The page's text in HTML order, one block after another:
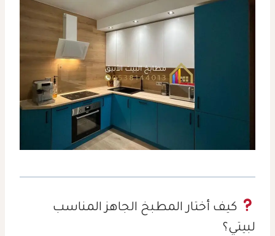
كيف أختار المطبخ الجاهز المناسب
لبيتي؟